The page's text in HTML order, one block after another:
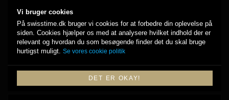
kontakten med Julian været igennem hele forløbet. Jeg
handler gerne ur hos Swisstime igen! 😊
Vi bruger cookies
På swisstime.dk bruger vi cookies for at forbedre din oplevelse på
siden. Cookies hjælper os med at analysere hvilket indhold der er
relevant og hvordan du som besøgende finder det du skal bruge
hurtigst muligt. Se vores cookie politik
DET ER OKAY!